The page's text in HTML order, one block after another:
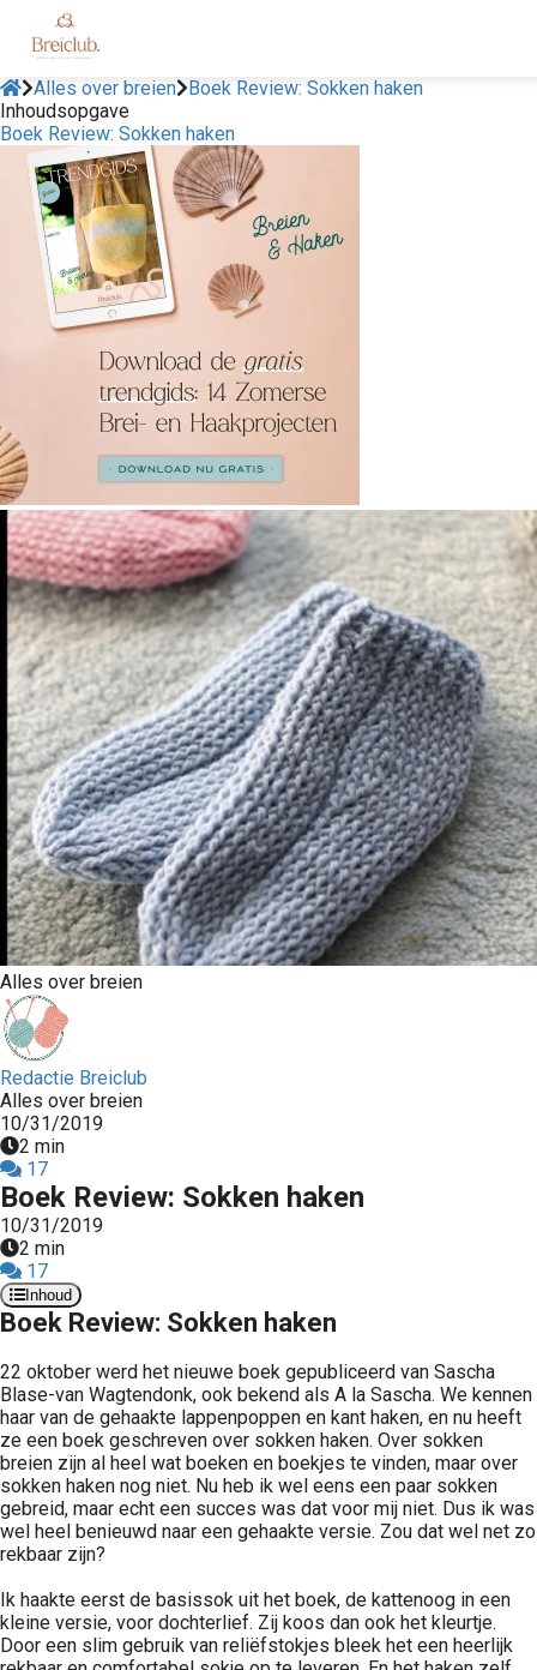
Alles over breien
Boek Review: Sokken haken
Inhoudsopgave
Boek Review: Sokken haken
Alles over breien
Redactie Breiclub
Alles over breien
10/31/2019
2 min
17
Boek Review: Sokken haken
10/31/2019
2 min
17
Inhoud
Boek Review: Sokken haken
22 oktober werd het nieuwe boek gepubliceerd van Sascha
Blase-van Wagtendonk, ook bekend als A la Sascha. We kennen
haar van de gehaakte lappenpoppen en kant haken, en nu heeft
ze een boek geschreven over sokken haken. Over sokken
breien zijn al heel wat boeken en boekjes te vinden, maar over
sokken haken nog niet. Nu heb ik wel eens een paar sokken
gebreid, maar echt een succes was dat voor mij niet. Dus ik was
wel heel benieuwd naar een gehaakte versie. Zou dat wel net zo
rekbaar zijn?
Ik haakte eerst de basissok uit het boek, de kattenoog in een
kleine versie, voor dochterlief. Zij koos dan ook het kleurtje.
Door een slim gebruik van reliëfstokjes bleek het een heerlijk